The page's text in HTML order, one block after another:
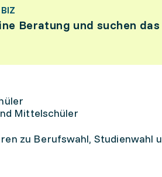
Beratung und suchen
Mittelschüler
zu Berufswahl, Studienwahl